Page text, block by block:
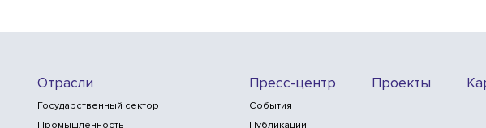
Отрасли
Государственный сектор
Промышленность
Пресс-центр
События
Публикации
Проекты